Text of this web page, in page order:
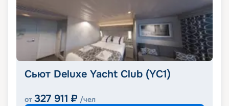
Сьют Deluxe Yacht Club (YC1)
от 327 911 ₽ /чел